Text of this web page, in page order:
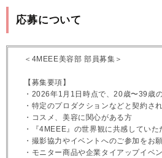
応募について
＜4MEEE美容部 部員募集＞
【募集要項】
・2026年1月1日時点で、20歳〜39歳
・特定のプロダクションなどと契約さ
・コスメ、美容に関心がある方
・『4MEEE』の世界観に共感していた
・撮影協力やイベントへのご参加をお
・モニター商品や企業タイアップイベ